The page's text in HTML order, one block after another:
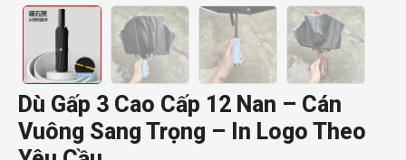
Dù Gấp 3 Cao Cấp 12 Nan – Cán
Vuông Sang Trọng – In Logo Theo